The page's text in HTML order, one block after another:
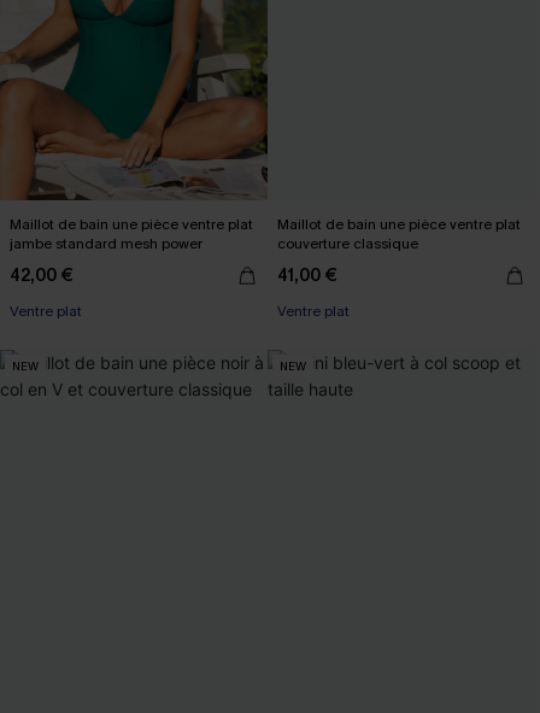
Maillot de bain une pièce ventre plat
jambe standard mesh power
42,00 €
Ventre plat
Maillot de bain une pièce ventre plat
couverture classique
41,00 €
Ventre plat
NEW NEW